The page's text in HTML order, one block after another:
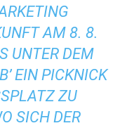
AM 8. 8.
UNTER DEM
EIN PICKNICK
ZU
SICH DER